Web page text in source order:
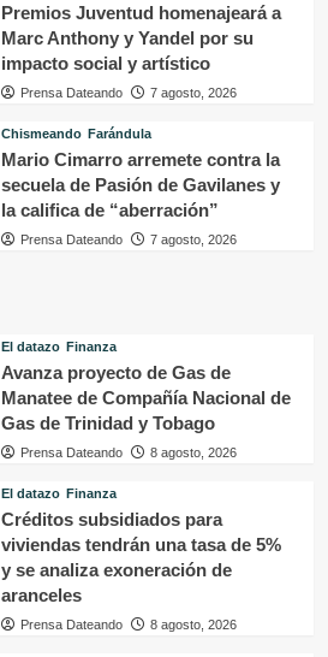
Premios Juventud homenajeará a
Marc Anthony y Yandel por su
impacto social y artístico
Prensa Dateando 7 agosto, 2026
Chismeando Farándula
Mario Cimarro arremete contra la
secuela de Pasión de Gavilanes y
la califica de “aberración”
Prensa Dateando 7 agosto, 2026
El datazo Finanza
Avanza proyecto de Gas de
Manatee de Compañía Nacional de
Gas de Trinidad y Tobago
Prensa Dateando 8 agosto, 2026
El datazo Finanza
Créditos subsidiados para
viviendas tendrán una tasa de 5%
y se analiza exoneración de
aranceles
Prensa Dateando 8 agosto, 2026